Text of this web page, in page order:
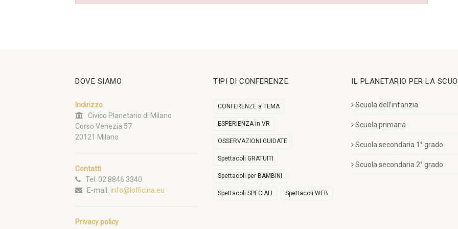
DOVE SIAMO
Indirizzo
Civico Planetario di Milano
Corso Venezia 57
20121 Milano
Contatti
Tel. 02 8846 3340
E-mail: info@lofficina.eu
Privacy policy
TIPI DI CONFERENZE
CONFERENZE a TEMA
ESPERIENZA in VR
OSSERVAZIONI GUIDATE
Spettacoli GRATUITI
Spettacoli per BAMBINI
Spettacoli SPECIALI Spettacoli WEB
IL PLANETARIO PER LA
Scuola dell’infanzia
Scuola primaria
Scuola secondaria 1° grado
Scuola secondaria 2° grado